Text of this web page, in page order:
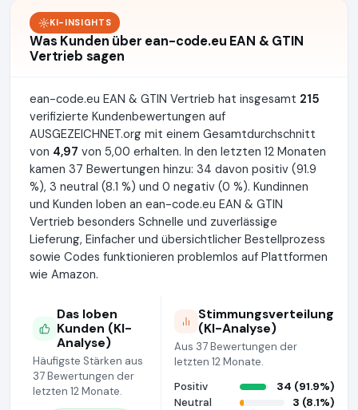
KI-INSIGHTS
Was Kunden über ean-code.eu EAN & GTIN
Vertrieb sagen
ean-code.eu EAN & GTIN Vertrieb hat insgesamt 215
verifizierte Kundenbewertungen auf
AUSGEZEICHNET.org mit einem Gesamtdurchschnitt
von 4,97 von 5,00 erhalten. In den letzten 12 Monaten
kamen 37 Bewertungen hinzu: 34 davon positiv (91.9
%), 3 neutral (8.1 %) und 0 negativ (0 %). Kundinnen
und Kunden loben an ean-code.eu EAN & GTIN
Vertrieb besonders Schnelle und zuverlässige
Lieferung, Einfacher und übersichtlicher Bestellprozess
sowie Codes funktionieren problemlos auf Plattformen
wie Amazon.
Das loben
Kunden (KI-
Analyse)
Häufigste Stärken aus
37 Bewertungen der
letzten 12 Monate.
Stimmungsverteilung
(KI-Analyse)
Aus 37 Bewertungen der
letzten 12 Monate.
Positiv
34 (91.9%)
Neutral
3 (8.1%)